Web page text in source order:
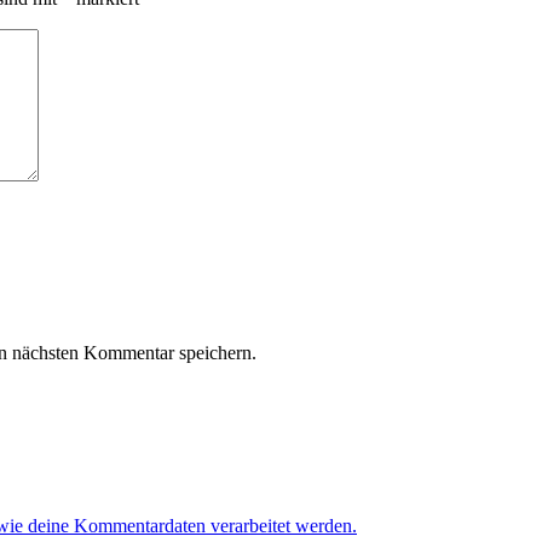
Kommentar speichern.
deine Kommentardaten verarbeitet werden.